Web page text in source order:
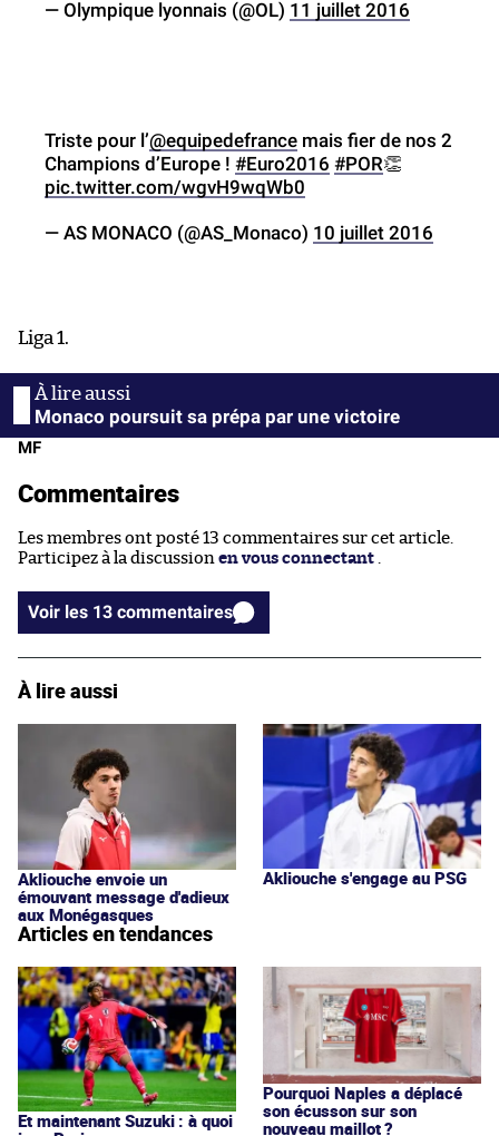
— Olympique lyonnais (@OL) 11 juillet 2016
Triste pour l’@equipedefrance mais fier de nos 2
Champions d’Europe ! #Euro2016 #POR👏
pic.twitter.com/wgvH9wqWb0
— AS MONACO (@AS_Monaco) 10 juillet 2016
Liga 1.
Monaco poursuit sa prépa par une victoire
MF
Commentaires
Les membres ont posté 13 commentaires sur cet article.
Participez à la discussion en vous connectant .
Voir les 13 commentaires
À lire aussi
Akliouche envoie un
émouvant message d'adieux
aux Monégasques
Akliouche s'engage au PSG
Articles en tendances
Et maintenant Suzuki : à quoi
Pourquoi Naples a déplacé
son écusson sur son
nouveau maillot ?